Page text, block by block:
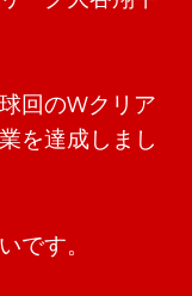
回のWクリア
を達成しまし
です。